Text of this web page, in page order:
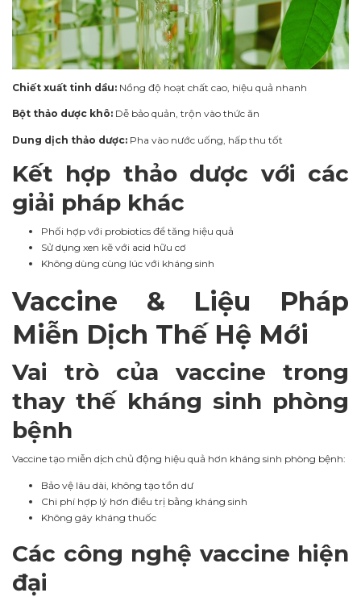
Chiết xuất tinh dầu: Nồng độ hoạt chất cao, hiệu quả nhanh
Bột thảo dược khô: Dễ bảo quản, trộn vào thức ăn
Dung dịch thảo dược: Pha vào nước uống, hấp thu tốt
Kết hợp thảo dược với các
giải pháp khác
Phối hợp với probiotics để tăng hiệu quả
Sử dụng xen kẽ với acid hữu cơ
Không dùng cùng lúc với kháng sinh
Vaccine & Liệu Pháp
Miễn Dịch Thế Hệ Mới
Vai trò của vaccine trong
thay thế kháng sinh phòng
bệnh
Vaccine tạo miễn dịch chủ động hiệu quả hơn kháng sinh phòng bệnh:
Bảo vệ lâu dài, không tạo tồn dư
Chi phí hợp lý hơn điều trị bằng kháng sinh
Không gây kháng thuốc
Các công nghệ vaccine hiện
đại